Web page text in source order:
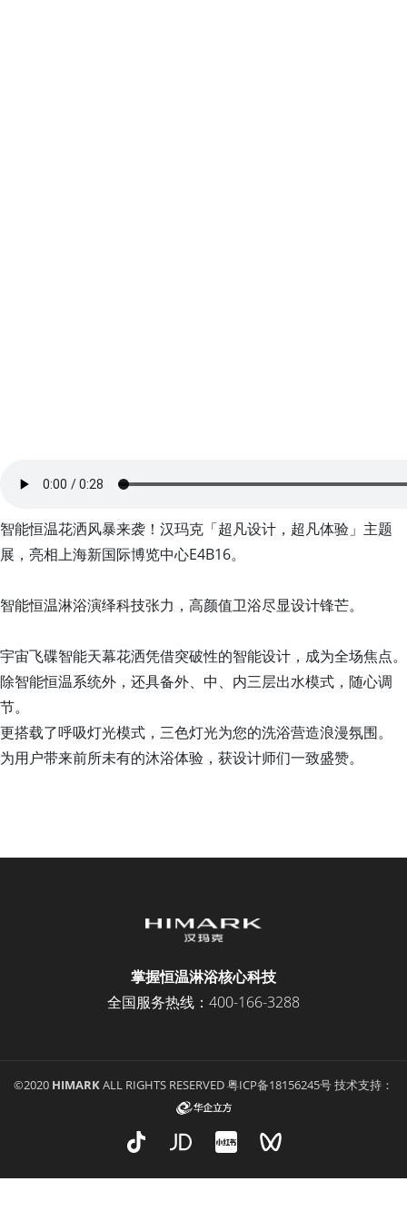
智能恒温花洒风暴来袭！汉玛克「超凡设计，超凡体验」主题
展，亮相上海新国际博览中心E4B16。
智能恒温淋浴演绎科技张力，高颜值卫浴尽显设计锋芒。
宇宙飞碟智能天幕花洒凭借突破性的智能设计，成为全场焦点。
除智能恒温系统外，还具备外、中、内三层出水模式，随心调
节。
更搭载了呼吸灯光模式，三色灯光为您的洗浴营造浪漫氛围。
为用户带来前所未有的沐浴体验，获设计师们一致盛赞。
掌握恒温淋浴核心科技
全国服务热线： 400-166-3288
©2020 HIMARKALL RIGHTS RESERVED粤ICP备18156245号技术支持：